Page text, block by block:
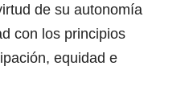
de su autonomía
con los principios
equidad e